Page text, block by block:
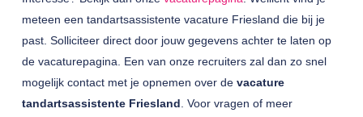
meteen een tandartsassistente vacature Friesland die bij je
past. Solliciteer direct door jouw gegevens achter te laten op
de vacaturepagina. Een van onze recruiters zal dan zo snel
mogelijk contact met je opnemen over de vacature
tandartsassistente Friesland . Voor vragen of meer